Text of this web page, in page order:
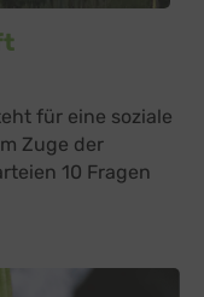
für eine soziale
Zuge der
10 Fragen